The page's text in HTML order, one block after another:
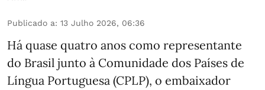
Publicado a: 13 Julho 2026, 06:36
Há quase quatro anos como representante
do Brasil junto à Comunidade dos Países de
Língua Portuguesa (CPLP), o embaixador